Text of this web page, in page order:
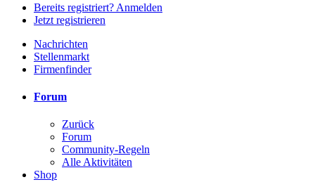
Bereits registriert? Anmelden
Jetzt registrieren
Nachrichten
Stellenmarkt
Firmenfinder
Forum
Zurück
Forum
Community-Regeln
Alle Aktivitäten
Shop